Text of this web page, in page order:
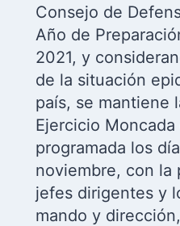
Consejo de
Año de
2021, y
de la situación
país, se mantiene
Ejercicio
programada los
noviembre, con la
jefes dirigentes y
mando y